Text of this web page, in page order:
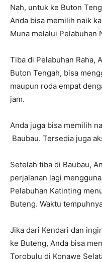
Nah, untuk ke Buton
Anda bisa memilih naik
Muna melalui Pelabuhan
Tiba di Pelabuhan Raha,
Buton Tengah, bisa
maupun roda empat
jam.
Anda juga bisa memilih
Baubau. Tersedia juga
Setelah tiba di Baubau,
perjalanan lagi
Pelabuhan Katinting
Buteng. Waktu
Jika dari Kendari dan
ke Buteng, Anda bisa
Torobulu di Konawe